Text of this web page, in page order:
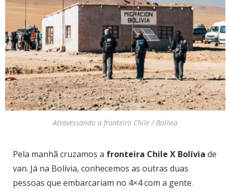
Atravessando a fronteira Chile / Bolívia
Pela manhã cruzamos a fronteira Chile X Bolívia de
van. Já na Bolívia, conhecemos as outras duas
pessoas que embarcariam no 4×4 com a gente.